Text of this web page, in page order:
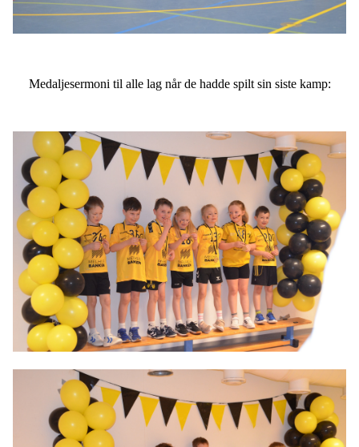
Medaljesermoni til alle lag når de hadde spilt sin siste kamp: